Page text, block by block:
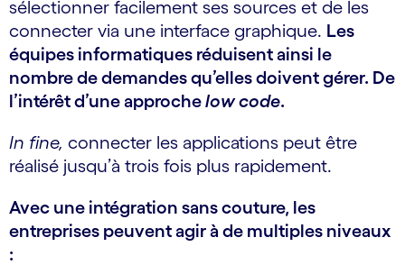
sélectionner facilement ses sources et de les
connecter via une interface graphique. Les
équipes informatiques réduisent ainsi le
nombre de demandes qu’elles doivent gérer. De
l’intérêt d’une approchelow code.
In fine, connecter les applications peut être
réalisé jusqu’à trois fois plus rapidement.
Avec une intégration sans couture, les
entreprises peuvent agir à de multiples niveaux
: